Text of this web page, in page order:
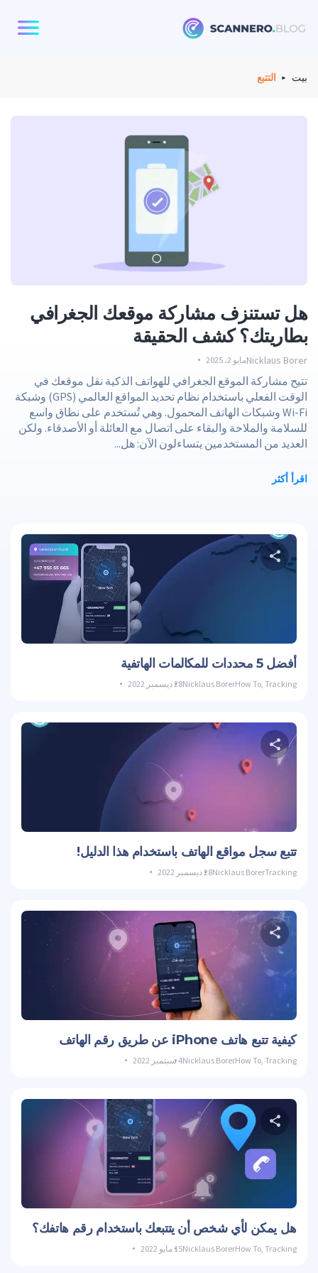
بيت التتبع
هل تستنزف مشاركة موقعك الجغرافي
بطاريتك؟ كشف الحقيقة
Nicklaus Borerمايو 2، 2025
تتيح مشاركة الموقع الجغرافي للهواتف الذكية نقل موقعك في
الوقت الفعلي باستخدام نظام تحديد المواقع العالمي (GPS) وشبكة
Wi-Fi وشبكات الهاتف المحمول. وهي تُستخدم على نطاق واسع
للسلامة والملاحة والبقاء على اتصال مع العائلة أو الأصدقاء. ولكن
العديد من المستخدمين يتساءلون الآن: هل...
اقرأ أكثر
حصة هذه المادة
تويتر فيسبوك نسخ الوصلة
أفضل 5 محددات للمكالمات الهاتفية
How To Tracking
Nicklaus Borer28 ديسمبر 2022
حصة هذه المادة
تويتر فيسبوك نسخ الوصلة
تتبع سجل مواقع الهاتف باستخدام هذا الدليل!
Tracking
Nicklaus Borer28 ديسمبر 2022
حصة هذه المادة
تويتر فيسبوك نسخ الوصلة
كيفية تتبع هاتف iPhone عن طريق رقم الهاتف
How To Tracking
Nicklaus Borer4 سبتمبر 2022
حصة هذه المادة
تويتر فيسبوك نسخ الوصلة
هل يمكن لأي شخص أن يتتبعك باستخدام رقم هاتفك؟
How To Tracking
Nicklaus Borer15 مايو 2022